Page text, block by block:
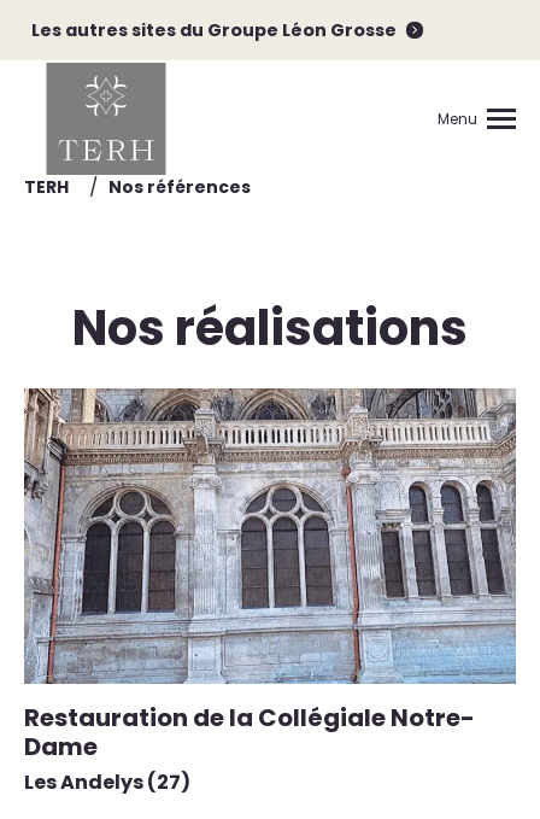
Les autres sites du Groupe Léon Grosse
Menu
TERH / Nos références
Nos réalisations
Restauration de la Collégiale Notre-
Dame
Les Andelys (27)